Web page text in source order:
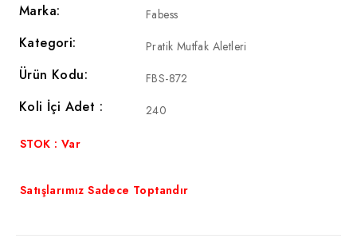
Marka: Fabess
Kategori: Pratik Mutfak Aletleri
Ürün Kodu: FBS-872
Koli İçi Adet : 240
STOK : Var
Satışlarımız Sadece Toptandır